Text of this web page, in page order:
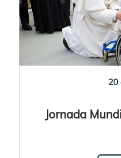
20
Jornada